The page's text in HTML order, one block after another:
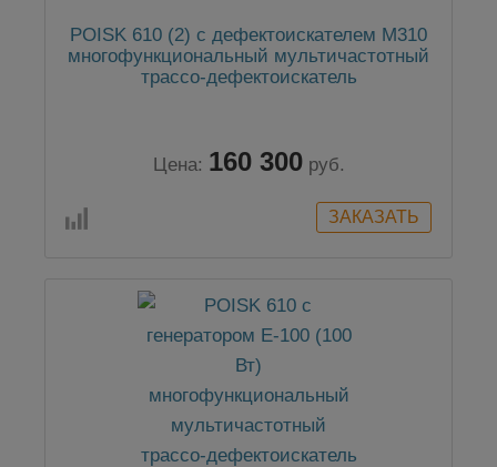
POISK 610 (2) с дефектоискателем M310
многофункциональный мультичастотный
трассо-дефектоискатель
Цена: 160 300 руб.